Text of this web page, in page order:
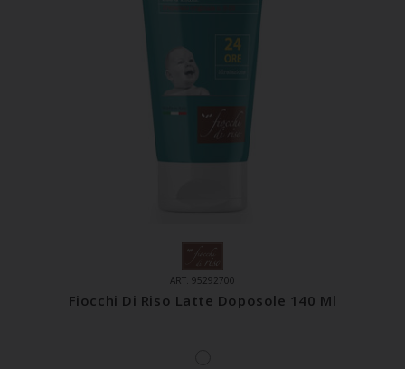
ART. 95292700
Fiocchi Di Riso Latte Doposole 140 Ml